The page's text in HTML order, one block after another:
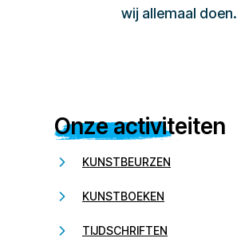
wij allemaal doen.
Onze activiteiten
KUNSTBEURZEN
KUNSTBOEKEN
TIJDSCHRIFTEN